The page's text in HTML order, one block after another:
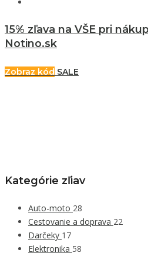
15% zľava na VŠE pri
Notino.sk
Zobraz kód SALE
Kategórie zľiav
Auto-moto 28
Cestovanie a doprava 22
Darčeky 17
Elektronika 58